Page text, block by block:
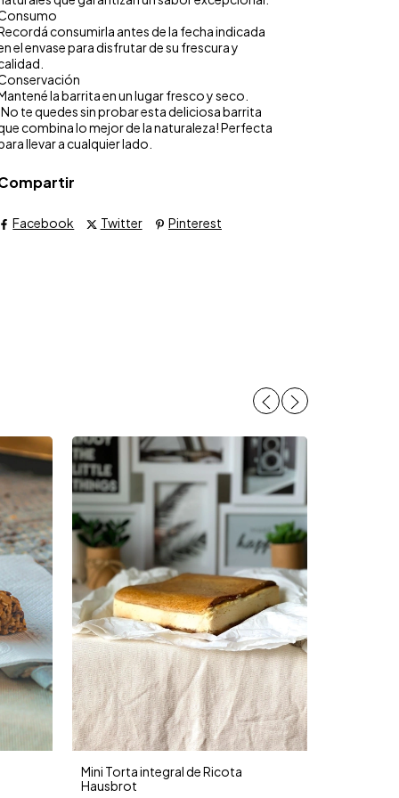
consumirla antes de la fecha indicada
el envase para disfrutar de su frescura y
la barrita en un lugar fresco y seco.
te quedes sin probar esta deliciosa barrita
combina lo mejor de la naturaleza! Perfecta
llevar a cualquier lado.
Facebook Twitter Pinterest
Mini Torta integral de Ricota
Hausbrot